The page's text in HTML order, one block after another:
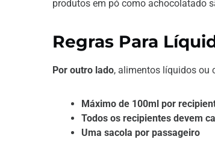
produtos em pó como achocolatado
Regras Para
Por outro lado, alimentos líquidos ou
Máximo de 100ml por
Todos os recipientes devem
Uma sacola por passageiro